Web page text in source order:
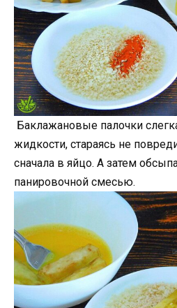
Баклажановые палочки
жидкости, стараясь не
сначала в яйцо. А затем
панировочной смесью.